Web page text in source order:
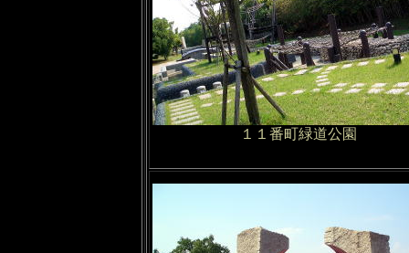
１１番町緑道公園